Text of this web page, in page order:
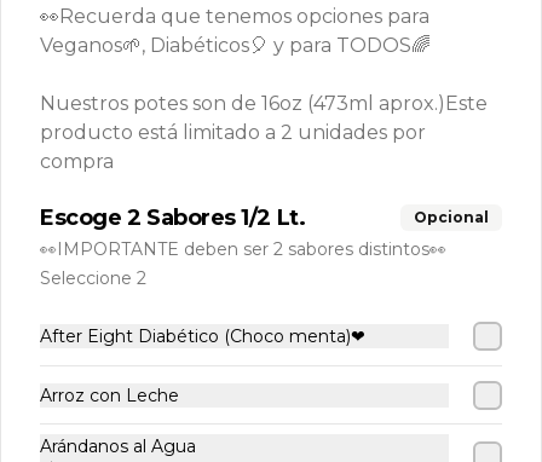
POTES 1/4 Litro Ver más
Litro
$5.900
Litro
Agua
Litro
$5.900
👀Recuerda que tenemos opciones para
Veganos🌱, Diabéticos🎈 y para TODOS🌈
Nuestros potes son de 16oz (473ml aprox.)Este
producto está limitado a 2 unidades por
compra
Escoge 2 Sabores 1/2 Lt. Opcional
👀IMPORTANTE deben ser 2 sabores distintos👀
Seleccione 2
After Eight Diabético (Choco menta)❤
Arroz con Leche
Arándanos al Agua